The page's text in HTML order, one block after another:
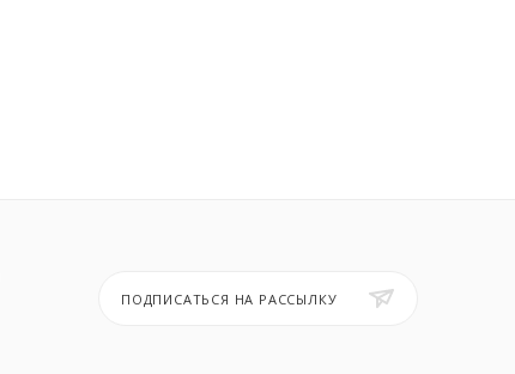
ПОДПИСАТЬСЯ НА РАССЫЛКУ